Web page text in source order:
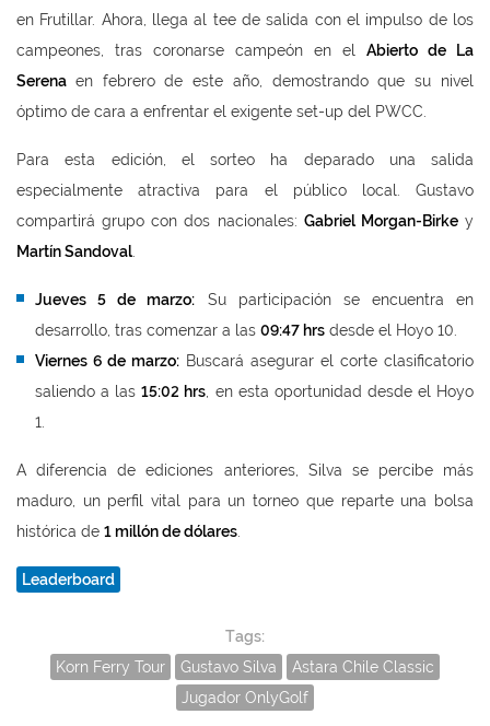
en Frutillar. Ahora, llega al tee de salida con el impulso de los
campeones, tras coronarse campeón en el Abierto de La
Serena en febrero de este año, demostrando que su nivel
óptimo de cara a enfrentar el exigente set-up del PWCC.
Para esta edición, el sorteo ha deparado una salida
especialmente atractiva para el público local. Gustavo
compartirá grupo con dos nacionales: Gabriel Morgan-Birkey
Martín Sandoval
Jueves 5 de marzo: Su participación se encuentra en
desarrollo, tras comenzar a las 09:47 hrs desde el Hoyo 10.
Viernes 6 de marzo: Buscará asegurar el corte clasificatorio
saliendo a las15:02 hrs , en esta oportunidad desde el Hoyo
1.
A diferencia de ediciones anteriores, Silva se percibe más
maduro, un perfil vital para un torneo que reparte una bolsa
histórica de 1 millón de dólares
Leaderboard
Tags:
Korn Ferry Tour
Gustavo Silva
Astara Chile Classic
Jugador OnlyGolf